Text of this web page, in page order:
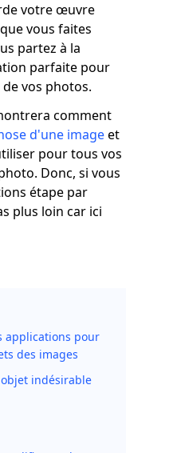
votre œuvre
vous faites
partez à la
parfaite pour
vos photos.
comment
d'une imageet
pour tous vos
Donc, si vous
étape par
plus loin car ici
applications pour
des images
indésirable